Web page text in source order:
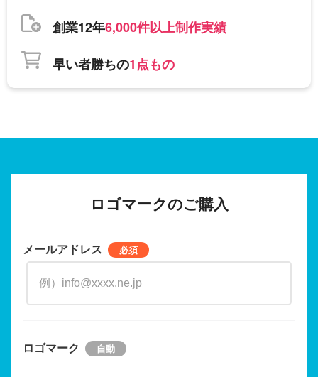
創業12年6,000件以上制作実績
早い者勝ちの1点もの
ロゴマークのご購入
メールアドレス
ロゴマーク